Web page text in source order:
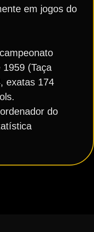
em jogos do
1959 (Taça
exatas 174
do